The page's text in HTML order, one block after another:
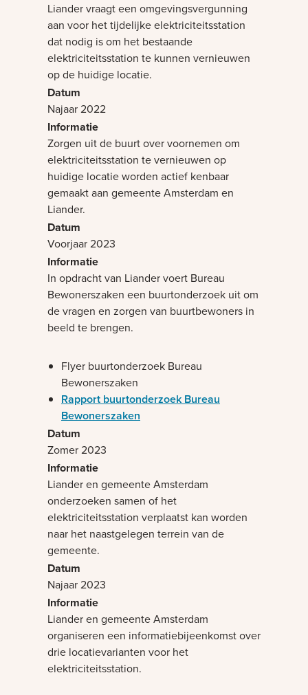
Liander vraagt een omgevingsvergunning
aan voor het tijdelijke elektriciteitsstation
dat nodig is om het bestaande
elektriciteitsstation te kunnen vernieuwen
op de huidige locatie.
Najaar 2022
Zorgen uit de buurt over voornemen om
elektriciteitsstation te vernieuwen op
huidige locatie worden actief kenbaar
gemaakt aan gemeente Amsterdam en
Liander.
Voorjaar 2023
In opdracht van Liander voert Bureau
Bewonerszaken een buurtonderzoek uit om
de vragen en zorgen van buurtbewoners in
beeld te brengen.
Flyer buurtonderzoek Bureau
Bewonerszaken
Rapport buurtonderzoek Bureau
Bewonerszaken
Zomer 2023
Liander en gemeente Amsterdam
onderzoeken samen of het
elektriciteitsstation verplaatst kan worden
naar het naastgelegen terrein van de
gemeente.
Najaar 2023
Liander en gemeente Amsterdam
organiseren een informatiebijeenkomst over
drie locatievarianten voor het
elektriciteitsstation.